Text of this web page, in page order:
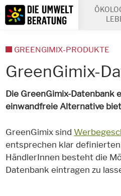
Inhalt
Suche
GreenGimix-
Die GreenGimix-Datenbank
einwandfreie Alternative
GreenGimix sind
entsprechen klar
HändlerInnen besteht die
Datenbank eintragen zu
GREENGIMIX-PRODUKTE